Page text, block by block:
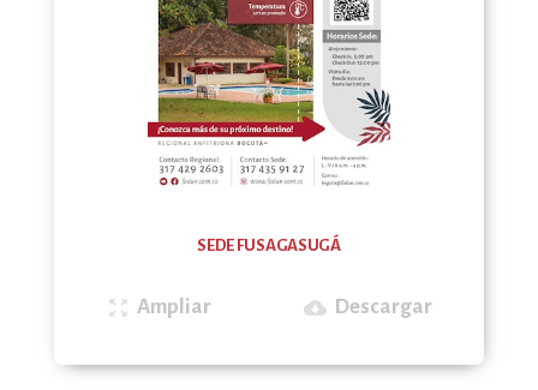
SEDE FUSAGASUGÁ
zoom_out_map Ampliar cloud_download Descargar